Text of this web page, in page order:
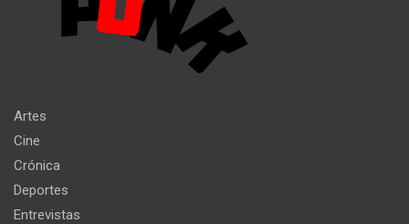
Artes
Cine
Crónica
Deportes
Entrevistas